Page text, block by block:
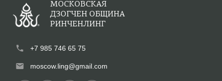
МОСКОВСКАЯ
ДЗОГЧЕН ОБЩИНА
РИНЧЕНЛИНГ
phone +7 985 746 65 75
mail moscow.ling@gmail.com